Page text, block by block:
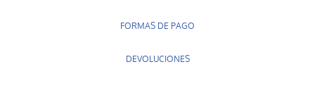
FORMAS DE PAGO
DEVOLUCIONES